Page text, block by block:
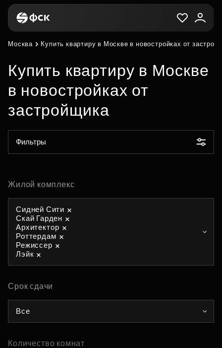
Москва Купить квартиру в Москве в новостройках от
Купить квартиру в Москве
в новостройках от
застройщика
Фильтры
Жилой комплекс
Сидней Сити
Скай Гарден
Архитектор
Роттердам
Режиссер
Лэйк
Срок сдачи
Все
Количество комнат